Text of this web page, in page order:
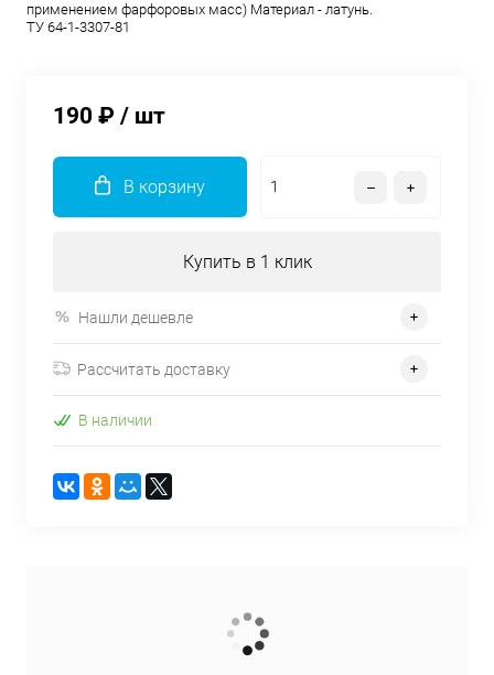
применением фарфоровых масс) Материал - латунь.
ТУ 64-1-3307-81
190 ₽ / шт
В корзину
Купить в 1 клик
Нашли дешевле
Рассчитать доставку
В наличии